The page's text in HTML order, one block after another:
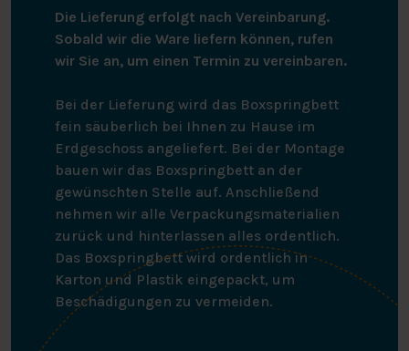
Die Lieferung erfolgt nach Vereinbarung.
Sobald wir die Ware liefern können, rufen
wir Sie an, um einen Termin zu vereinbaren.
Bei der Lieferung wird das Boxspringbett
fein säuberlich bei Ihnen zu Hause im
Erdgeschoss angeliefert. Bei der Montage
bauen wir das Boxspringbett an der
gewünschten Stelle auf. Anschließend
nehmen wir alle Verpackungsmaterialien
zurück und hinterlassen alles ordentlich.
Das Boxspringbett wird ordentlich in
Karton und Plastik eingepackt, um
Beschädigungen zu vermeiden.